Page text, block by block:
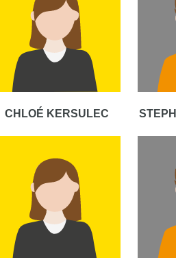
CHLOÉ KERSULEC